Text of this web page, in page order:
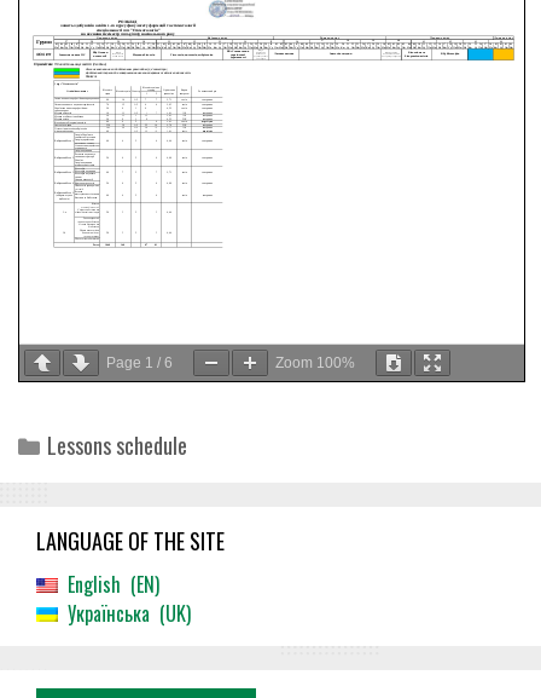
Page 1 / 6 Zoom 100%
Categories
Lessons schedule
LANGUAGE OF THE SITE
English
EN
Українська
UK